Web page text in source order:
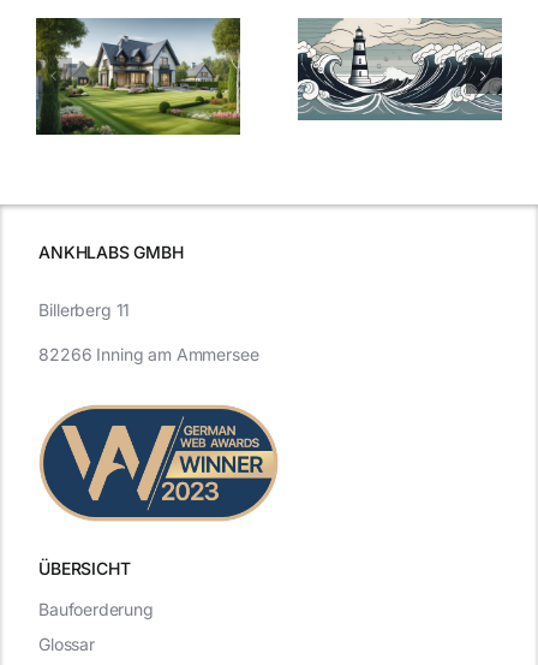
Bauzinsen im
Sturm: Die
aktuelle
Entwicklung
Die Evolution
der
Bauzinsen: Ein
Blick in die
ANKHLABS GMBH
ÜBERSICHT
Billerberg 11
82266 Inning am Ammersee
Baufoerderung
Glossar